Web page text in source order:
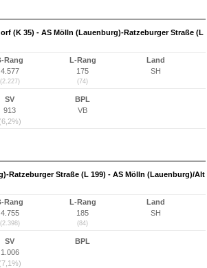
(K 35) - AS Mölln (Lauenburg)-Ratzeburger Straße (L
Rang
4.577
(2.227)
L-Rang
175
(74)
Land
SH
SV
913
(6,2%)
BPL
VB
Ratzeburger Straße (L 199) - AS Mölln (Lauenburg)/Alt
Rang
4.755
(2.398)
L-Rang
185
(84)
Land
SH
SV
1.006
(7,1%)
BPL